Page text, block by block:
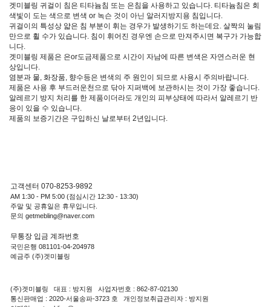
겟미블링 귀걸이 침은 티타늄침 또는 은침을 사용하고 있습니다. 티타늄침은 회
색빛이 도는 색으로 변색 or 녹슨 것이 아닌 알러지방지용 침입니다.
귀걸이의 특성상 얇은 침 부분이 휘는 경우가 발생하기도 하는데요. 살짝의 눌림
만으로 휠 수가 있습니다. 침이 휘어진 경우엔 손으로 만져주시면 복구가 가능합
니다.
겟미블링 제품은 은or도금제품으로 시간이 자남에 따른 변색은 자연스러운 현
상입니다.
염분과 물, 화장품, 향수등은 변색의 주 원인이 되므로 사용시 주의바랍니다.
제품은 사용 후 부드러운천으로 닦아 지퍼백에 보관하시는 것이 가장 좋습니다.
알레르기 방지 처리를 한 제품이더라도 개인의 피부상태에 따라서 알레르기 반
응이 있을 수 있습니다.
제품의 보증기간은 구입하신 날로부터 2년입니다.
고객센터 070-8253-9892
AM 1:30 - PM 5:00 (점심시간 12:30 - 13:30)
주말 및 공휴일은 휴무입니다.
문의 getmebling@naver.com
무통장 입금 계좌번호
국민은행 081101-04-204978
예금주 (주)겟미블링
(주)겟미블링 대표 : 방지원 사업자번호 : 862-87-02130
통신판매업 : 2020-서울송파-3723 호 개인정보취급관리자 : 방지원